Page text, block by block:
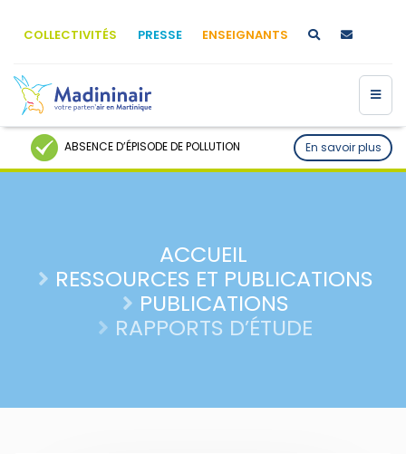
COLLECTIVITÉS PRESSE ENSEIGNANTS
ABSENCE D’ÉPISODE DE POLLUTION En savoir plus
ACCUEIL
RESSOURCES ET PUBLICATIONS
PUBLICATIONS
RAPPORTS D’ÉTUDE